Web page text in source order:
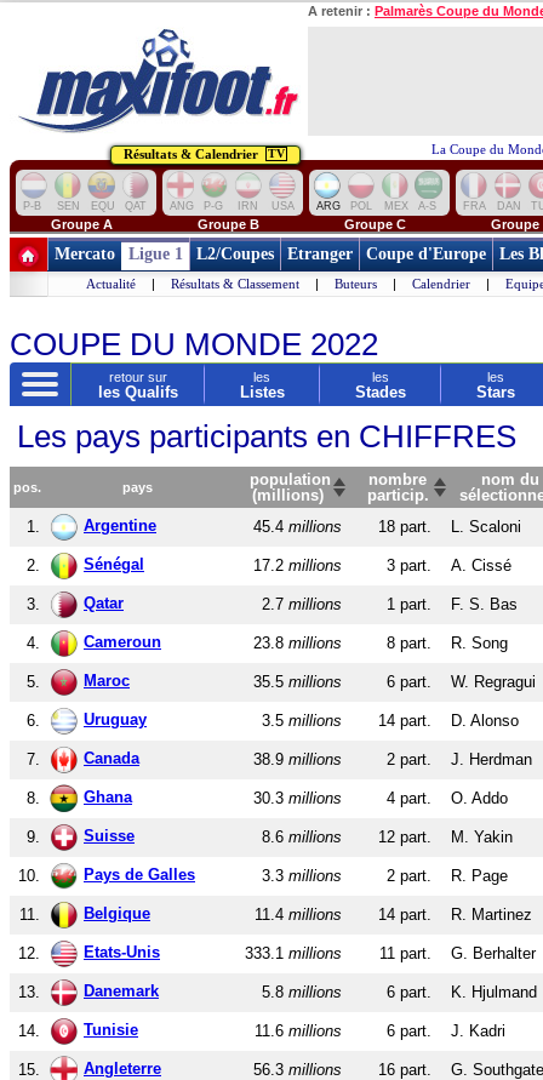
A retenir : Palmarès Coupe du
Résultats & Calendrier TV La Coupe du
P-B SEN EQU QAT ANG P-G IRN USA ARG POL MEX A-S FRA DAN
Groupe A Groupe B Groupe C Groupe
Mercato Ligue 1 L2/Coupes Etranger Coupe d'Europe Les
Actualité | Résultats & Classement | Buteurs | Calendrier |
COUPE DU MONDE 2022
retour sur
les Qualifs
les
Listes
les
Stades
les
Stars
Les pays participants en CHIFFRES
pos. pays
population
(millions)
nombre
particip.
nom du
1.
Argentine 45.4 millions 18 part. L. Scaloni
2. Sénégal 17.2 millions 3 part. A. Cissé
3. Qatar 2.7 millions 1 part. F. S. Bas
4. Cameroun 23.8 millions 8 part. R. Song
5. Maroc 35.5 millions 6 part. W. Regragui
6. Uruguay 3.5 millions 14 part. D. Alonso
7. Canada 38.9 millions 2 part. J. Herdman
8. Ghana 30.3 millions 4 part. O. Addo
9. Suisse 8.6 millions 12 part. M. Yakin
10. Pays de Galles 3.3 millions 2 part. R. Page
11. Belgique 11.4 millions 14 part. R. Martinez
12. Etats-Unis 333.1 millions 11 part. G. Berhalter
13. Danemark 5.8 millions 6 part. K. Hjulmand
14. Tunisie 11.6 millions 6 part. J. Kadri
15. Angleterre 56.3 millions 16 part. G. Southgate